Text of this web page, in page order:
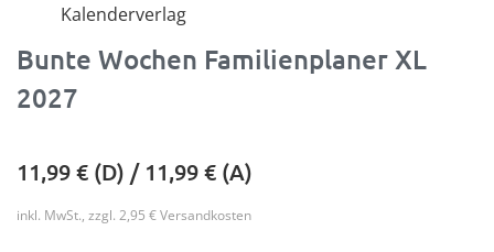
Kalenderverlag
Bunte Wochen Familienplaner XL
2027
11,99€ (D) / 11,99€ (A)
inkl. MwSt., zzgl. 2,95 € Versandkosten